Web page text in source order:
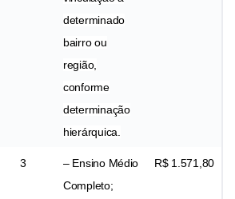
determinado
bairro ou
região,
conforme
determinação
hierárquica.
3
– Ensino Médio
Completo;
R$ 1.571,80